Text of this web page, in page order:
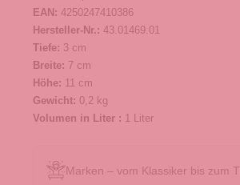
EAN: 4250247410386
Hersteller-Nr.: 43.01469.01
Tiefe: 3 cm
Breite: 7 cm
Höhe: 11 cm
Gewicht: 0,2 kg
Volumen in Liter : 1 Liter
Marken – vom Klassiker bis zum